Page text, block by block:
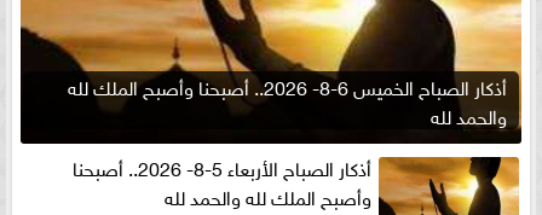
أذكار الصباح الخميس 6-8- 2026.. أصبحنا وأصبح الملك لله
والحمد لله
أذكار الصباح الأربعاء 5-8- 2026.. أصبحنا
وأصبح الملك لله والحمد لله